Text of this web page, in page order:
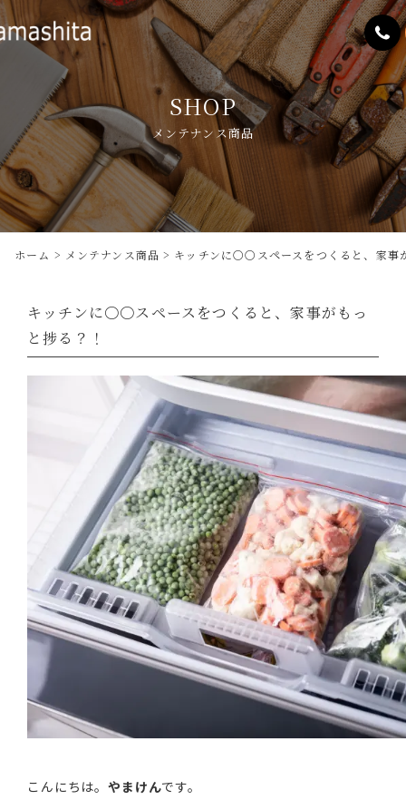
SHOP
メンテナンス商品
ホーム メンテナンス商品 キッチンに〇〇スペースをつくると、家事
キッチンに〇〇スペースをつくると、家事がもっ
と捗る？！
こんにちは。やまけんです。